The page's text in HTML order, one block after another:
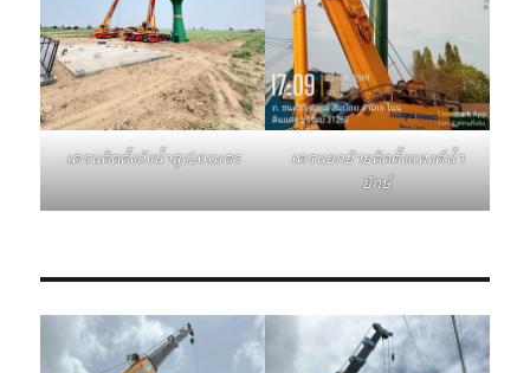
เครนติดตั้งถังน้ำสูง20เมตร
เครนยกย้ายติดตั้งแทงค์น้ำ
ยักษ์